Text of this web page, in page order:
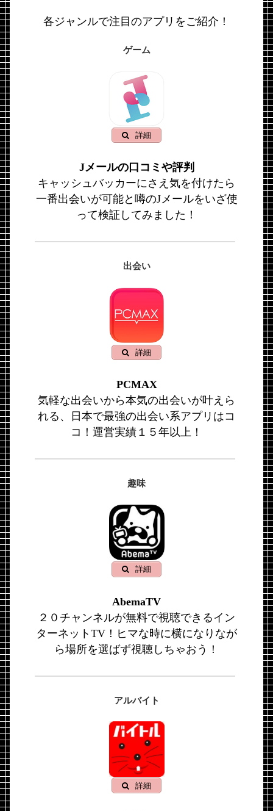
各ジャンルで注目のアプリをご紹介！
ゲーム
詳細
Jメールの口コミや評判
キャッシュバッカーにさえ気を付けたら
一番出会いが可能と噂のJメールをいざ使
って検証してみました！
出会い
詳細
PCMAX
気軽な出会いから本気の出会いが叶えら
れる、日本で最強の出会い系アプリはコ
コ！運営実績１５年以上！
趣味
詳細
AbemaTV
２０チャンネルが無料で視聴できるイン
ターネットTV！ヒマな時に横になりなが
ら場所を選ばず視聴しちゃおう！
アルバイト
詳細